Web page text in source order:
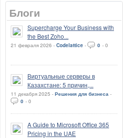
Блоги
Supercharge Your Business with
the Best Zoho...
21 февраля 2026 - Codelattice - 0 - 0
Виртуальные серверы в
Казахстане: 5 причин,...
11 декабря 2025 - Решения для бизнеса -
0 - 0
A Guide to Microsoft Office 365
Pricing in the UAE